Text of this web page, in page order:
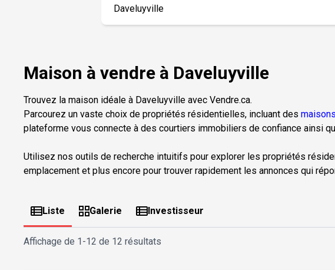
Maison à vendre à Daveluyville
Trouvez la maison idéale à Daveluyville avec Vendre.ca.
Parcourez un vaste choix de propriétés résidentielles, incluant des
plateforme vous connecte à des courtiers immobiliers de confiance ainsi
Utilisez nos outils de recherche intuitifs pour explorer les propriétés
emplacement et plus encore pour trouver rapidement les annonces qui
Liste Galerie Investisseur
Affichage de 1-12 de 12 résultats